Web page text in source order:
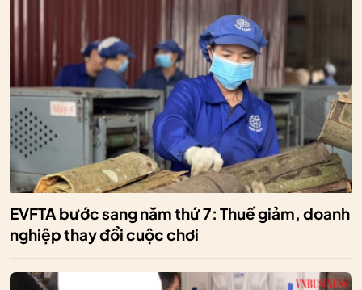
EVFTA bước sang năm thứ 7: Thuế giảm, doanh
nghiệp thay đổi cuộc chơi